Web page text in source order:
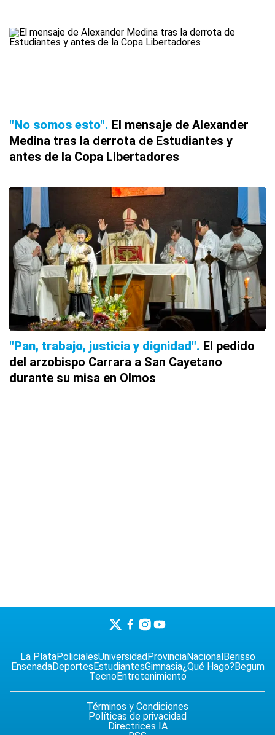
"No somos esto" El mensaje de Alexander
Medina tras la derrota de Estudiantes y
antes de la Copa Libertadores
"Pan, trabajo, justicia y dignidad" El pedido
del arzobispo Carrara a San Cayetano
durante su misa en Olmos
La PlataPolicialesUniversidadProvinciaNacionalBerisso
EnsenadaDeportesEstudiantesGimnasia¿Qué Hago?Begum
TecnoEntretenimiento
Términos y Condiciones
Políticas de privacidad
Directrices IA